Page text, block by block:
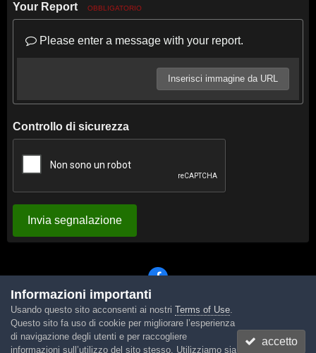
Your Report OBBLIGATORIO
Please enter a message with your report.
Inserisci immagine da URL
Controllo di sicurezza
Invia segnalazione
Lingua Tema Contattaci Cookies
Powered by Invision Community
Informazioni importanti
Usando questo sito acconsenti ai nostri Terms of Use.
Questo sito fa uso di cookie per migliorare l’esperienza
di navigazione degli utenti e per raccogliere
informazioni sull’utilizzo del sito stesso. Utilizziamo sia
accetto